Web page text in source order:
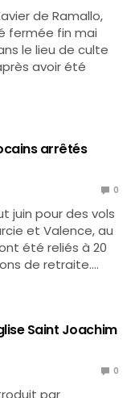
de Ramallo,
fermée fin mai
le lieu de culte
avoir été
arrêtés
0
juin pour des vols
et Valence, au
été reliés à 20
de retraite.…
Saint Joachim
0
par